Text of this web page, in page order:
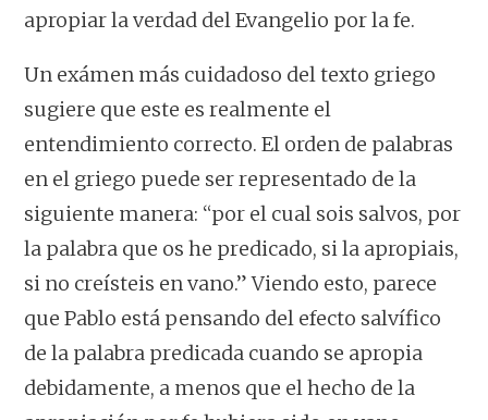
apropiar la verdad del Evangelio por la fe.
Un exámen más cuidadoso del texto griego
sugiere que este es realmente el
entendimiento correcto. El orden de palabras
en el griego puede ser representado de la
siguiente manera: “por el cual sois salvos, por
la palabra que os he predicado, si la apropiais,
si no creísteis en vano.” Viendo esto, parece
que Pablo está pensando del efecto salvífico
de la palabra predicada cuando se apropia
debidamente, a menos que el hecho de la